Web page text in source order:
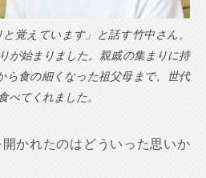
覚えています」と話す竹中さん。
が始まりました。親戚の集まりに持
ら食の細くなった祖父母まで、世代
べてくれました。
かれたのはどういった思いか